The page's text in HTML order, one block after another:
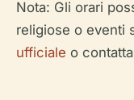
Nota: Gli orari
religiose o eventi
ufficiale o